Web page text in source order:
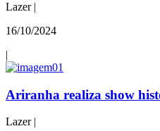
Lazer |
16/10/2024
|
Ariranha realiza show
Lazer |